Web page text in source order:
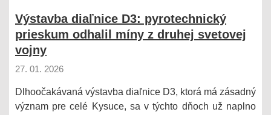
Výstavba diaľnice D3: pyrotechnický
prieskum odhalil míny z druhej svetovej
vojny
27. 01. 2026
Dlhoočakávaná výstavba diaľnice D3, ktorá má zásadný
význam pre celé Kysuce, sa v týchto dňoch už naplno